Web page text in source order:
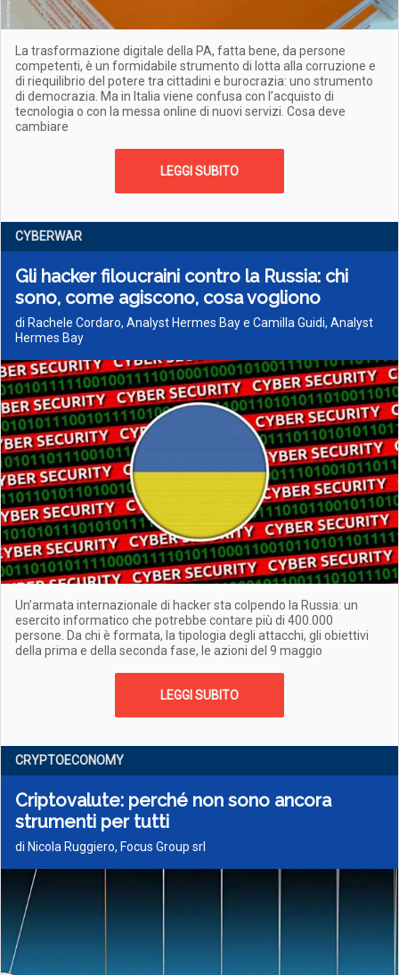
La trasformazione digitale della PA, fatta bene, da persone
competenti, è un formidabile strumento di lotta alla corruzione e
di riequilibrio del potere tra cittadini e burocrazia: uno strumento
di democrazia. Ma in Italia viene confusa con l’acquisto di
tecnologia o con la messa online di nuovi servizi. Cosa deve
cambiare
LEGGI SUBITO
CYBERWAR
Gli hacker filoucraini contro la Russia: chi
sono, come agiscono, cosa vogliono
di Rachele Cordaro, Analyst Hermes Bay e Camilla Guidi, Analyst
Hermes Bay
Un’armata internazionale di hacker sta colpendo la Russia: un
esercito informatico che potrebbe contare più di 400.000
persone. Da chi è formata, la tipologia degli attacchi, gli obiettivi
della prima e della seconda fase, le azioni del 9 maggio
LEGGI SUBITO
CRYPTOECONOMY
Criptovalute: perché non sono ancora
strumenti per tutti
di Nicola Ruggiero, Focus Group srl